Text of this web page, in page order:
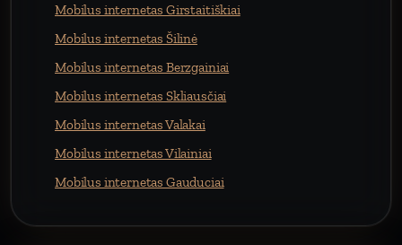
Mobilus internetas Girstaitiškiai
Mobilus internetas Šilinė
Mobilus internetas Berzgainiai
Mobilus internetas Skliausčiai
Mobilus internetas Valakai
Mobilus internetas Vilainiai
Mobilus internetas Gauduciai